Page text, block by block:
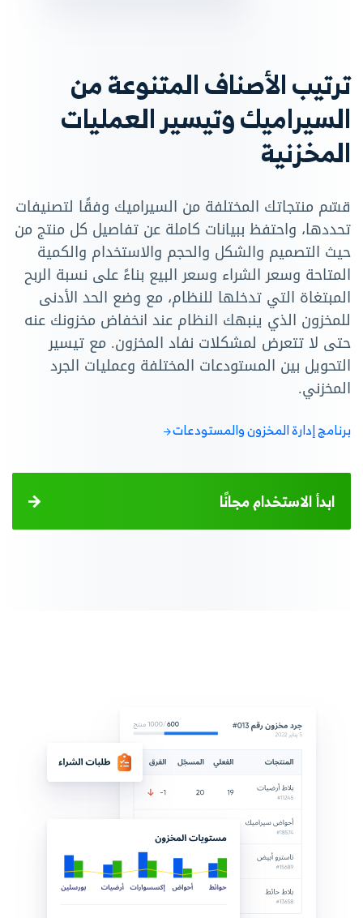
ترتيب الأصناف المتنوعة من
السيراميك وتيسير العمليات
المخزنية
قسّم منتجاتك المختلفة من السيراميك وفقًا لتصنيفات
تحددها، واحتفظ ببيانات كاملة عن تفاصيل كل منتج من
حيث التصميم والشكل والحجم والاستخدام والكمية
المتاحة وسعر الشراء وسعر البيع بناءً على نسبة الربح
المبتغاة التي تدخلها للنظام، مع وضع الحد الأدنى
للمخزون الذي ينبهك النظام عند انخفاض مخزونك عنه
حتى لا تتعرض لمشكلات نفاد المخزون. مع تيسير
التحويل بين المستودعات المختلفة وعمليات الجرد
المخزني.
برنامج إدارة المخزون والمستودعات
ابدأ الاستخدام مجانًا